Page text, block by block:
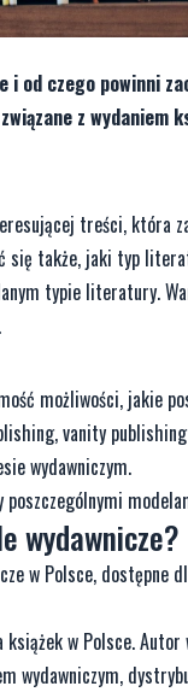
i od czego powinni
z
treści, która
także, jaki typ
typie literatury.
możliwości, jakie
vanity
wydawniczym.
wydawnicze?
w Polsce, dostępne
w Polsce.
wydawniczym,